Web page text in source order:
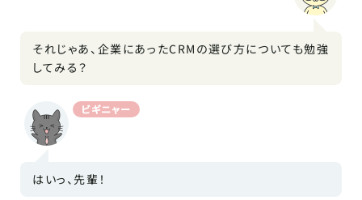
それじゃあ、企業にあったCRMの選び方についても勉強
してみる？
ビギニャー
はいっ、先輩！